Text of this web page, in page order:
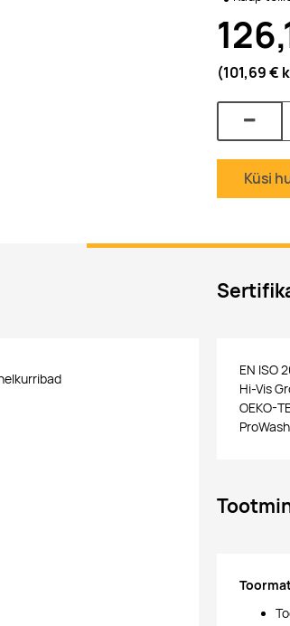
(101,69 €
Küsi
EN ISO
Hi-Vis
OEKO-